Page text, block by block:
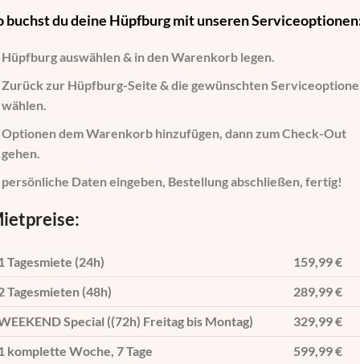
buchst du deine Hüpfburg mit unseren
Hüpfburg auswählen& in den Warenkorb legen.
Zurück zur Hüpfburg-Seite & die gewünschten
wählen.
Optionen dem Warenkorb hinzufügen, dann zum Check-Out
gehen.
persönliche Daten eingeben, Bestellung abschließen, fertig!
Tagesmiete (24h)
159,99 €
Tagesmieten (48h)
289,99 €
Special ((72h) Freitag bis Montag)
329,99 €
komplette Woche, 7 Tage
599,99 €